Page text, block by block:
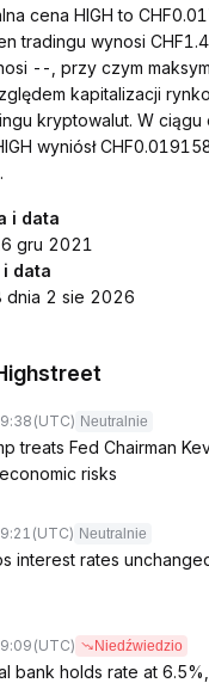
cena HIGH to
tradingu wynosi
--, przy czym
kapitalizacji
kryptowalut. W
wyniósł
i data
gru 2021
data
dnia 2 sie 2026
(UTC) Neutralnie
treats Fed Chairman
risks
(UTC) Neutralnie
interest rates
(UTC) Niedźwiedzio
bank holds rate at